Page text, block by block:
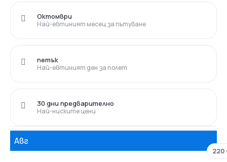
Най-евтиният месец за пътуване
Октомври
Най-евтиният ден за полет
петък
Най-ниските цени
30 дни предварително
Авг
220